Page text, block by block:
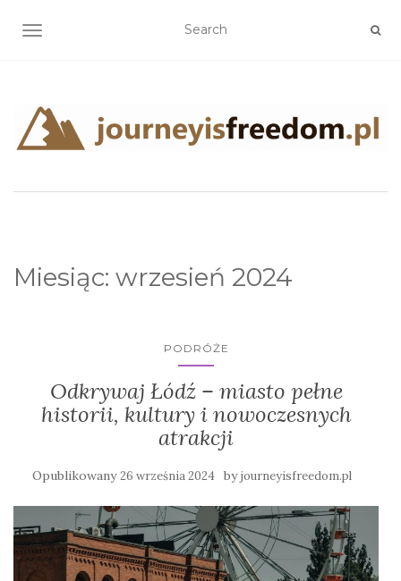
TOGGLE NAVIGATION
Miesiąc: wrzesień 2024
PODRÓŻE
Odkrywaj Łódź – miasto pełne
historii, kultury i nowoczesnych
atrakcji
Opublikowany26 września 2024 byjourneyisfreedom.pl